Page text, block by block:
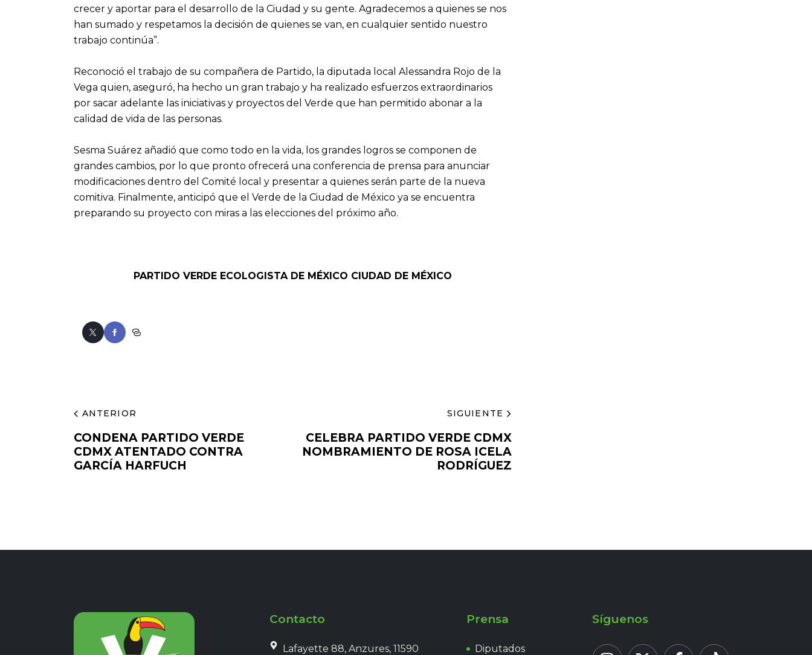
crecer y aportar para el desarrollo de la Ciudad y su gente. Agradecemos a quienes se nos
han sumado y respetamos la decisión de quienes se van, en cualquier sentido nuestro
trabajo continúa”.
Reconoció el trabajo de su compañera de Partido, la diputada local Alessandra Rojo de la
Vega quien, aseguró, ha hecho un gran trabajo y ha realizado esfuerzos extraordinarios
por sacar adelante las iniciativas y proyectos del Verde que han permitido abonar a la
calidad de vida de las personas.
Sesma Suárez añadió que como todo en la vida, los grandes logros se componen de
grandes cambios, por lo que pronto ofrecerá una conferencia de prensa para anunciar
modificaciones dentro del Comité local y presentar a quienes serán parte de la nueva
comitiva. Finalmente, anticipó que el Verde de la Ciudad de México ya se encuentra
preparando su proyecto con miras a las elecciones del próximo año.
PARTIDO VERDE ECOLOGISTA DE MÉXICO CIUDAD DE MÉXICO
ANTERIOR
CONDENA PARTIDO VERDE
CDMX ATENTADO CONTRA
GARCÍA HARFUCH
SIGUIENTE
CELEBRA PARTIDO VERDE CDMX
NOMBRAMIENTO DE ROSA ICELA
RODRÍGUEZ
Contacto
Lafayette 88, Anzures, 11590
Prensa
Diputados
Síguenos